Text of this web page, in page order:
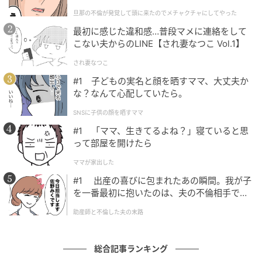
クチャにしてやった
旦那の不倫が発覚して頭に来たのでメチャクチャにしてやった
最初に感じた違和感…普段マメに連絡をして
こない夫からのLINE【され妻なつこ Vol.1】
され妻なつこ
#1 子どもの実名と顔を晒すママ、大丈夫か
な？なんて心配していたら。
SNSに子供の顔を晒すママ
#1 「ママ、生きてるよね？」寝ていると思
って部屋を開けたら
ママが家出した
#1 出産の喜びに包まれたあの瞬間。我が子
を一番最初に抱いたのは、夫の不倫相手でし
助産師と不倫した夫の末路
総合記事ランキング